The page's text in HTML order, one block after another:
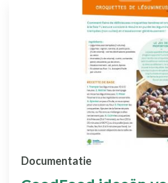
Documentatie